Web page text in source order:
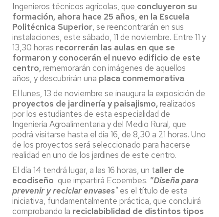
Ingenieros técnicos agrícolas, que concluyeron su
formación, ahora hace 25 años, en la Escuela
Politécnica Superior, se reencontrarán en sus
instalaciones, este sábado, 11 de noviembre. Entre 11 y
13,30 horas recorrerán las aulas en que se
formaron y conocerán el nuevo edificio de este
centro,rememorarán con imágenes de aquellos
años, y descubrirán una placa conmemorativa.
El lunes, 13 de noviembre se inaugura la exposición de
proyectos de jardinería y paisajismo,realizados
por los estudiantes de esta especialidad de
Ingeniería Agroalimentaria y del Medio Rural, que
podrá visitarse hasta el día 16, de 8,30 a 21 horas. Uno
de los proyectos será seleccionado para hacerse
realidad en uno de los jardines de este centro.
El día 14 tendrá lugar, a las 16 horas, un taller de
ecodiseño que impartirá Ecoembes. "Diseña para
prevenir y reciclar envases"es el título de esta
iniciativa, fundamentalmente práctica, que concluirá
comprobando la reciclabiblidad de distintos tipos